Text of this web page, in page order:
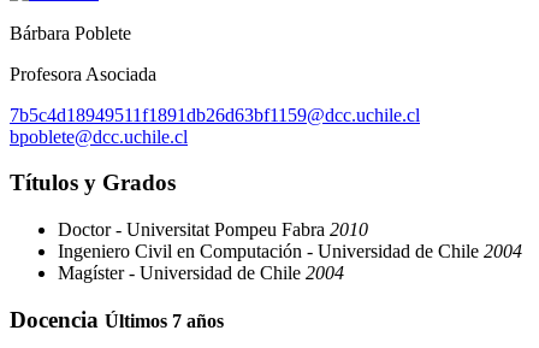
Bárbara Poblete
Profesora Asociada
7b5c4d18949511f1891db26d63bf1159@dcc.uchile.cl
bpoblete@dcc.uchile.cl
Títulos y Grados
Doctor - Universitat Pompeu Fabra 2010
Ingeniero Civil en Computación - Universidad de Chile 2004
Magíster - Universidad de Chile 2004
Docencia Últimos 7 años